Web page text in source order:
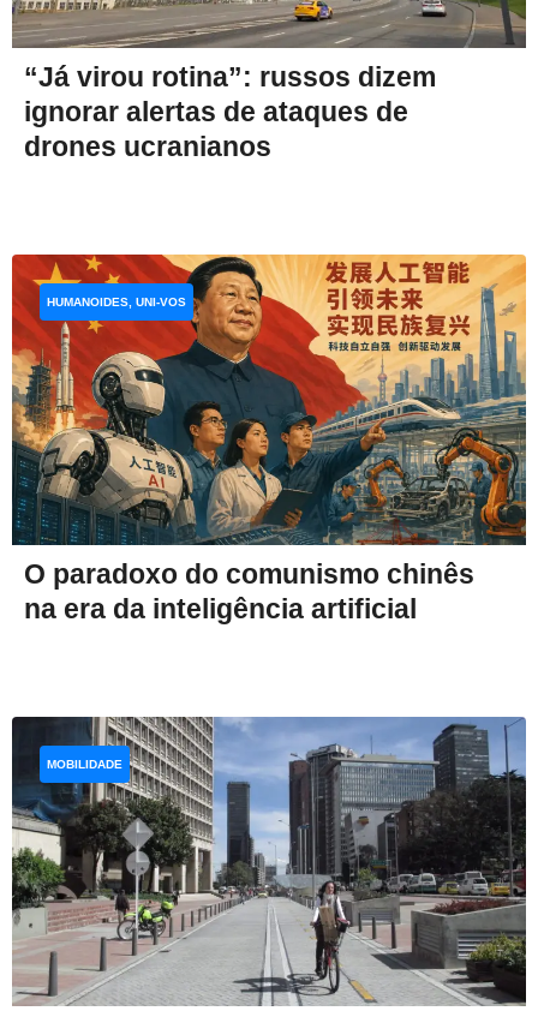
“Já virou rotina”: russos dizem
ignorar alertas de ataques de
drones ucranianos
O paradoxo do comunismo chinês
na era da inteligência artificial
HUMANOIDES, UNI-VOS
MOBILIDADE